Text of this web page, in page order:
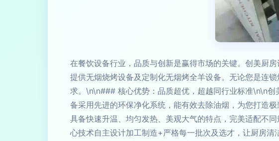
在餐饮设备行业，品质与创新是赢得市场的关键。创美厨
提供无烟烧烤设备及定制化无烟烤全羊设备。无论您是连
求。\n\n### 核心优势：品质超优，超越同行业标准\n\n
备采用先进的环保净化系统，能有效去除油烟，为您打造
具备快速升温、均匀发热、美观大气的特点，完美适配不
心技术自主设计加工制造+严格每一批次及选才，让厨房